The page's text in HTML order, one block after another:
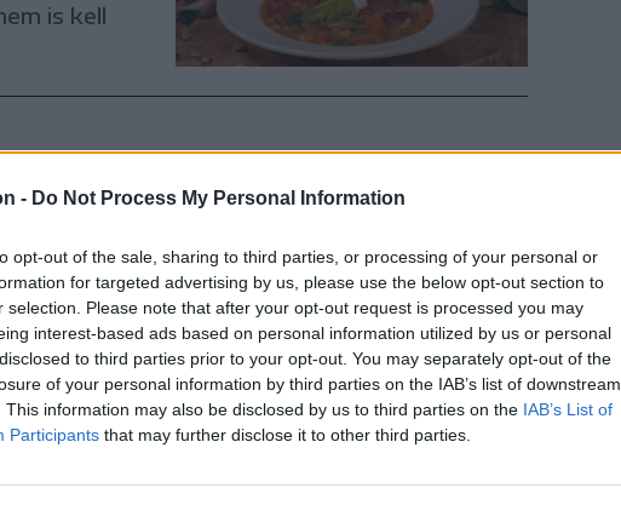
- Do Not Process My Personal Information
opt-out of the sale, sharing to third parties, or processing of your personal or
for targeted advertising by us, please use the below opt-out section to
selection. Please note that after your opt-out request is processed you may
interest-based ads based on personal information utilized by us or personal
to third parties prior to your opt-out. You may separately opt-out of the
of your personal information by third parties on the IAB’s list of downstream
This information may also be disclosed by us to third parties on the IAB’s List of
Participants that may further disclose it to other third parties.
is kell
és ott, ahol
a képzelet.
regény